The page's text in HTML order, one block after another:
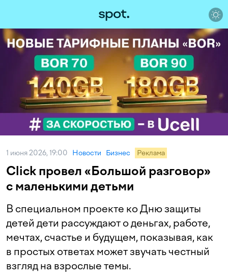
1 июня 2026, 19:00 Новости Бизнес Реклама
Click провел «Большой разговор»
с маленькими детьми
В специальном проекте ко Дню защиты
детей дети рассуждают о деньгах, работе,
мечтах, счастье и будущем, показывая, как
в простых ответах может звучать честный
взгляд на взрослые темы.